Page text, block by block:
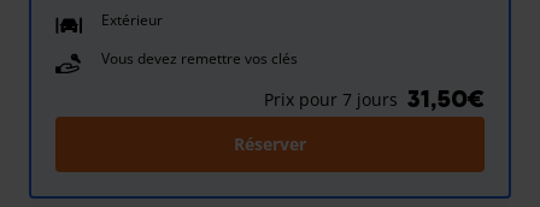
Extérieur
Vous devez remettre vos clés
Prix pour 7 jours 31,50€
Réserver